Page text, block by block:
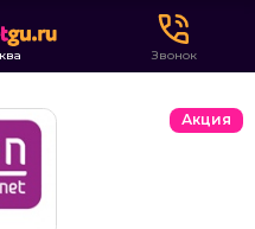
Звонок
Акция